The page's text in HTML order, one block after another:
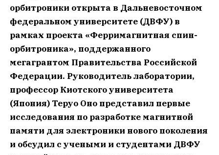
орбитроники открыта в Дальневосточном
федеральном университете (ДВФУ) в
рамках проекта «Ферримагнитная спин-
орбитроника», поддержанного
мегагрантом Правительства Российской
Федерации. Руководитель лаборатории,
профессор Киотского университета
(Япония) Теруо Оно представил первые
исследования по разработке магнитной
памяти для электроники нового поколения
и обсудил с учеными и студентами ДВФУ